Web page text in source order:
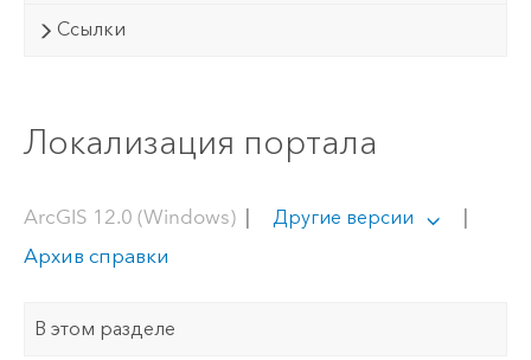
Ссылки
Локализация портала
ArcGIS 12.0 (Windows)| Другие версии
Архив справки
В этом разделе